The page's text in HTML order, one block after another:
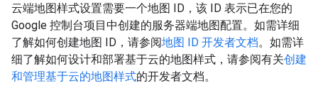
云端地图样式设置需要一个地图 ID，该 ID 表示已在您的
Google 控制台项目中创建的服务器端地图配置。如需详细
了解如何创建地图 ID，请参阅地图 ID 开发者文档。如需详
细了解如何设计和部署基于云的地图样式，请参阅有关创建
和管理基于云的地图样式的开发者文档。